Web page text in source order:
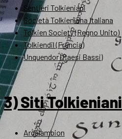
Sentieri Tolkieniani
Società Tolkieniana Italiana
Tolkien Society (Regno Unito)
Tolkiendil (Francia)
Unquendor (Paesi Bassi)
3) Siti Tolkieniani
Ardalambion